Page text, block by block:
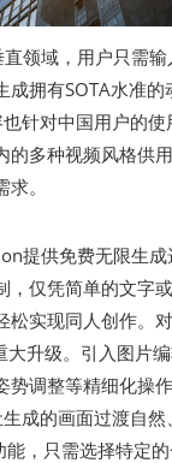
领域，用户只需
成拥有SOTA水准
也针对中国用户的
的多种视频风格供
。
提供免费无限生
，仅凭简单的文字
实现同人创作。
升级。引入图片
调整等精细化操
成的画面过渡自然
能，只需选择特定